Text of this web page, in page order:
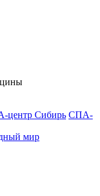
центр Сибирь СПА-
мир